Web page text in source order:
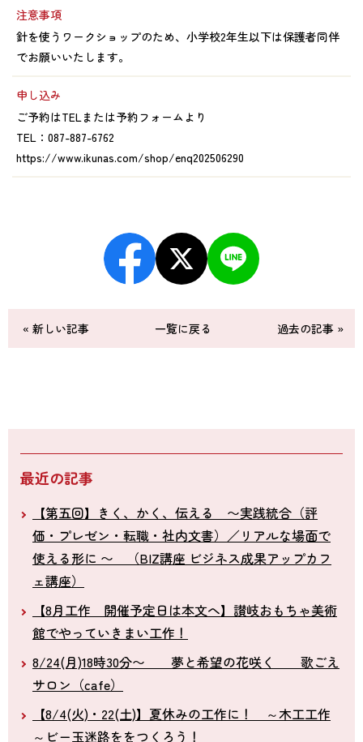
注意事項
針を使うワークショップのため、小学校2年生以下は保護者同伴
でお願いいたします。
申し込み
ご予約はTELまたは予約フォームより
TEL：087-887-6762
https://www.ikunas.com/shop/enq202506290
« 新しい記事 一覧に戻る 過去の記事 »
最近の記事
【第五回】きく、かく、伝える 〜実践統合（評
価・プレゼン・転職・社内文書）／リアルな場面で
使える形に 〜 （BIZ講座 ビジネス成果アップカフ
ェ講座）
【8月工作 開催予定日は本文へ】讃岐おもちゃ美術
館でやっていきまい工作！
8/24(月)18時30分〜 夢と希望の花咲く 歌ごえ
サロン（cafe）
【8/4(火)・22(土)】夏休みの工作に！ ～木工工作
～ビー玉迷路ををつくろう！